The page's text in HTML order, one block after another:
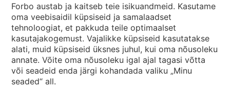
Riikide saidid
Vali oma riik
Forbo austab ja kaitseb teie isikuandmeid. Kasutame
oma veebisaidil küpsiseid ja samalaadset
tehnoloogiat, et pakkuda teile optimaalset
kasutajakogemust. Vajalikke küpsiseid kasutatakse
alati, muid küpsiseid üksnes juhul, kui oma nõusoleku
annate. Võite oma nõusoleku igal ajal tagasi võtta
või seadeid enda järgi kohandada valiku „Minu
seaded“ all.